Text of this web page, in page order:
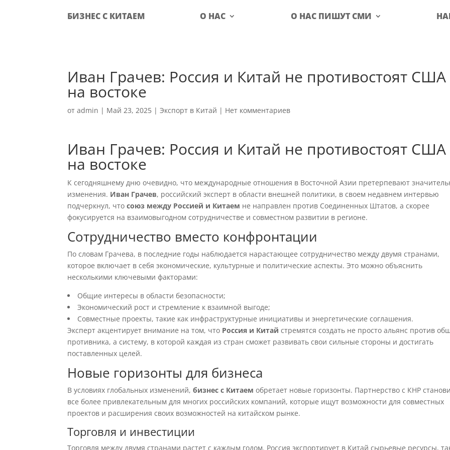
БИЗНЕС С КИТАЕМ О НАС О НАС ПИШУТ СМИ
Иван Грачев: Россия и Китай не противостоят США
на востоке
отadmin | Май 23, 2025 |Экспорт в Китай | Нет комментариев
Иван Грачев: Россия и Китай не противостоят США
на востоке
К сегодняшнему дню очевидно, что международные отношения в Восточной Азии претерпевают
изменения. Иван Грачев, российский эксперт в области внешней политики, в своем недавнем интервью
подчеркнул, чтосоюз между Россией и Китаем не направлен против Соединенных Штатов, а скорее
фокусируется на взаимовыгодном сотрудничестве и совместном развитии в регионе.
Сотрудничество вместо конфронтации
По словам Грачева, в последние годы наблюдается нарастающее сотрудничество между двумя странами,
которое включает в себя экономические, культурные и политические аспекты. Это можно объяснить
несколькими ключевыми факторами:
Общие интересы в области безопасности;
Экономический рост и стремление к взаимной выгоде;
Совместные проекты, такие как инфраструктурные инициативы и энергетические соглашения.
Эксперт акцентирует внимание на том, что Россия и Китай стремятся создать не просто альянс против
противника, а систему, в которой каждая из стран сможет развивать свои сильные стороны и достигать
поставленных целей.
Новые горизонты для бизнеса
В условиях глобальных изменений,бизнес с Китаем обретает новые горизонты. Партнерство с КНР
все более привлекательным для многих российских компаний, которые ищут возможности для совместных
проектов и расширения своих возможностей на китайском рынке.
Торговля и инвестиции
Торговля между двумя странами растет с каждым годом. Россия экспортирует в Китай сырьевые ресурсы,